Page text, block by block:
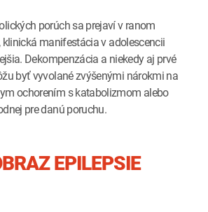
porúch sa prejaví v ranom
manifestácia v adolescencii
Dekompenzácia a niekedy aj prvé
byť vyvolané zvýšenými nárokmi na
ochorením s katabolizmom alebo
pre danú poruchu.
EPILEPSIE